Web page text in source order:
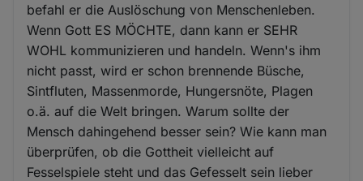
befahl er die Auslöschung von Menschenleben.
Wenn Gott ES MÖCHTE, dann kann er SEHR
WOHL kommunizieren und handeln. Wenn's ihm
nicht passt, wird er schon brennende Büsche,
Sintfluten, Massenmorde, Hungersnöte, Plagen
o.ä. auf die Welt bringen. Warum sollte der
Mensch dahingehend besser sein? Wie kann man
überprüfen, ob die Gottheit vielleicht auf
Fesselspiele steht und das Gefesselt sein lieber